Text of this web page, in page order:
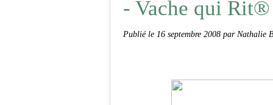
- Vache qui Rit®
Publié le 16 septembre 2008 par Nathalie